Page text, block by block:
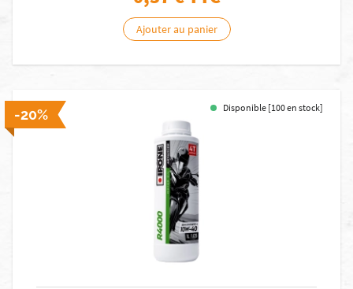
Ajouter au panier
-20% Disponible [100 en stock]